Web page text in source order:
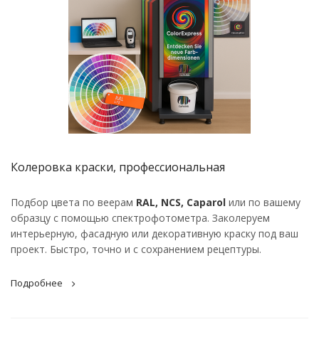
Колеровка краски, профессиональная
Подбор цвета по веерам RAL, NCS, Caparol или по вашему
образцу с помощью спектрофотометра. Заколеруем
интерьерную, фасадную или декоративную краску под ваш
проект. Быстро, точно и с сохранением рецептуры.
Подробнее